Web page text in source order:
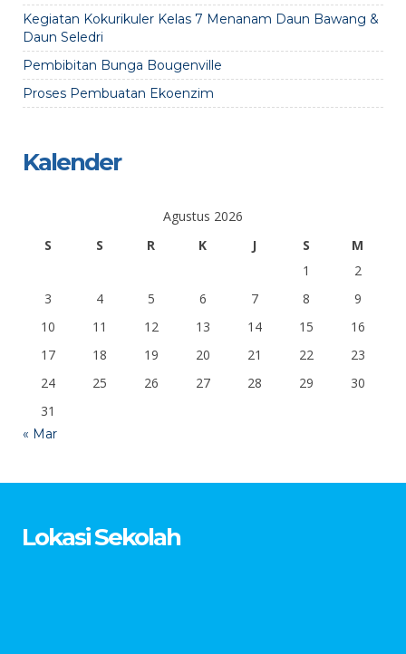
Kegiatan Kokurikuler Kelas 7 Menanam Daun Bawang &
Daun Seledri
Pembibitan Bunga Bougenville
Proses Pembuatan Ekoenzim
Kalender
Agustus 2026
S
S R K J S
M
1
2
3
4 5 6 7 8
9
10
11 12 13 14 15
16
17
18 19 20 21 22
23
24
25 26 27 28 29
30
31
« Mar
Lokasi Sekolah